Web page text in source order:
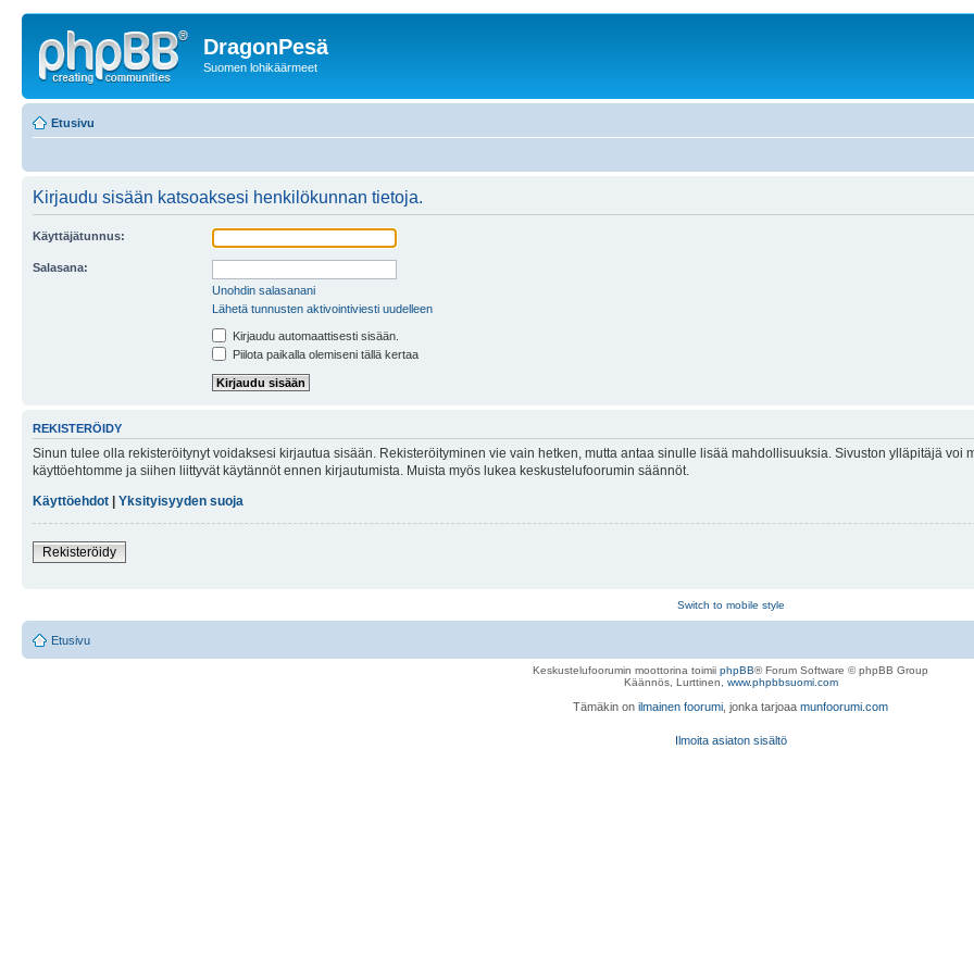
DragonPesä
Suomen lohikäärmeet
Etusivu
Kirjaudu sisään katsoaksesi henkilökunnan tietoja.
Käyttäjätunnus:
Salasana:
Unohdin salasanani
Lähetä tunnusten aktivointiviesti uudelleen
Kirjaudu automaattisesti sisään.
Piilota paikalla olemiseni tällä kertaa
REKISTERÖIDY
Sinun tulee olla rekisteröitynyt voidaksesi kirjautua sisään. Rekisteröityminen vie vain hetken, mutta antaa sinulle lisää mahdollisuuksia. Sivuston ylläpitäjä
käyttöehtomme ja siihen liittyvät käytännöt ennen kirjautumista. Muista myös lukea keskustelufoorumin säännöt.
Käyttöehdot
Yksityisyyden suoja
Rekisteröidy
Switch to mobile style
Etusivu
Keskustelufoorumin moottorina toimii phpBB® Forum Software © phpBB Group
Käännös, Lurttinen, www.phpbbsuomi.com
Tämäkin on ilmainen foorumi , jonka tarjoaa munfoorumi.com
Ilmoita asiaton sisältö